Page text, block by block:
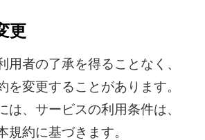
更
用者の了承を得ることなく、
を変更することがあります。
は、サービスの利用条件は、
規約に基づきます。